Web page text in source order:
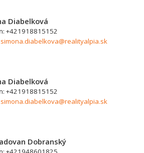
Diabelková
+421918815152
simona.diabelkova@realityalpia.sk
Diabelková
+421918815152
simona.diabelkova@realityalpia.sk
Dobranský